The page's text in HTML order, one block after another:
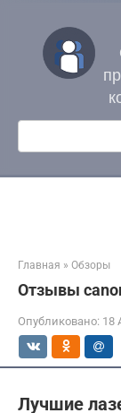
контенту
Поиск:
Главная » Обзоры
Отзывы
Опубликовано: 18
Лучшие